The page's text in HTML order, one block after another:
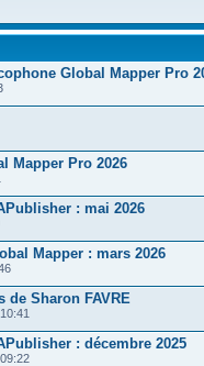
Global Mapper Pro
Mapper Pro 2026
: mai 2026
Mapper : mars 2026
de Sharon FAVRE
: décembre 2025